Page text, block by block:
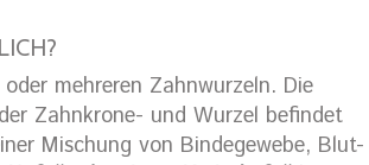
mehreren Zahnwurzeln. Die
Zahnkrone- und Wurzel befindet
Mischung von Bindegewebe, Blut-